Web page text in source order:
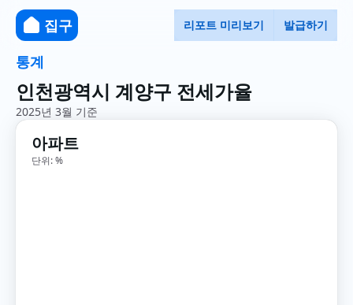
집구 리포트 미리보기 발급하기
통계
인천광역시 계양구 전세가율
2025년 3월 기준
아파트
단위: %